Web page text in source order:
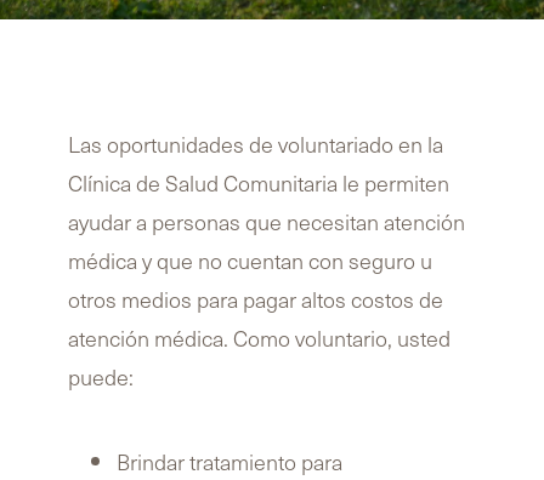
Las oportunidades de voluntariado en la
Clínica de Salud Comunitaria le permiten
ayudar a personas que necesitan atención
médica y que no cuentan con seguro u
otros medios para pagar altos costos de
atención médica. Como voluntario, usted
puede:
Brindar tratamiento para